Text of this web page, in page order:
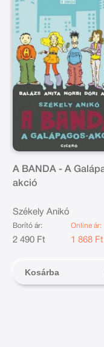
A BANDA - A
akció
Székely Anikó
Borító ár:
2 490 Ft
Online ár:
1 868 Ft
Kosárba